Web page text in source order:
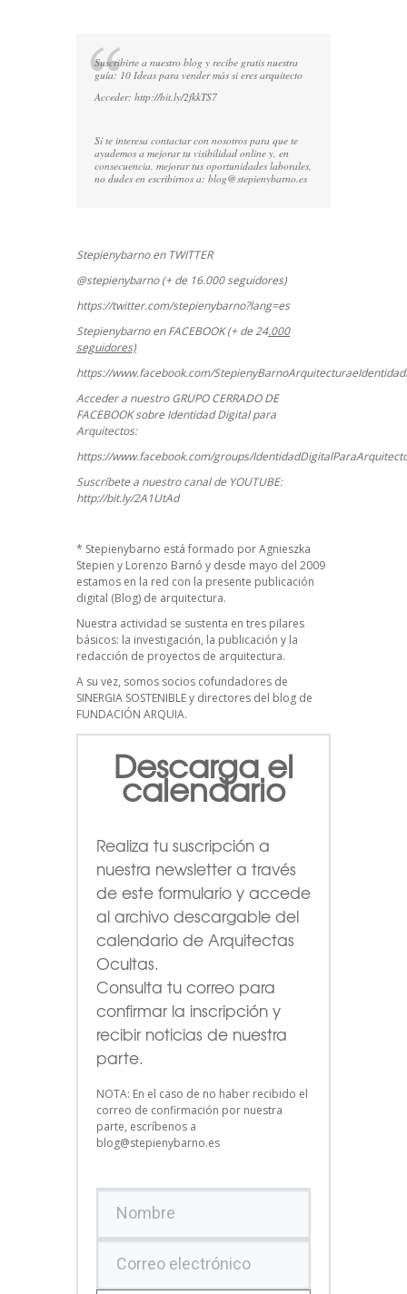
Suscribirte a nuestro blog y recibe gratis nuestra
guía: 10 Ideas para vender más si eres arquitecto
Acceder: http://bit.ly/2fkkTS7
Si te interesa contactar con nosotros para que te
ayudemos a mejorar tu visibilidad online y, en
consecuencia, mejorar tus oportunidades laborales,
no dudes en escribirnos a: blog@stepienybarno.es
Stepienybarno en TWITTER
@stepienybarno (+ de 16.000 seguidores)
https://twitter.com/stepienybarno?lang=es
Stepienybarno en FACEBOOK (+ de 24.000
seguidores)
https://www.facebook.com/
Acceder a nuestro GRUPO CERRADO DE
FACEBOOK sobre Identidad Digital para
Arquitectos:
https://www.facebook.com/groups/
Suscríbete a nuestro canal de YOUTUBE:
http://bit.ly/2A1UtAd
* Stepienybarno está formado por Agnieszka
Stepien y Lorenzo Barnó y desde mayo del 2009
estamos en la red con la presente publicación
digital (Blog) de arquitectura.
Nuestra actividad se sustenta en tres pilares
básicos: la investigación, la publicación y la
redacción de proyectos de arquitectura.
A su vez, somos socios cofundadores de
SINERGIA SOSTENIBLEy directores del blog de
FUNDACIÓN ARQUIA.
Descarga el
calendario
Realiza tu suscripción a
nuestra newsletter a través
de este formulario y accede
al archivo descargable del
calendario de Arquitectas
Ocultas.
Consulta tu correo para
confirmar la inscripción y
recibir noticias de nuestra
parte.
NOTA: En el caso de no haber recibido el
correo de confirmación por nuestra
parte, escríbenos a
blog@stepienybarno.es